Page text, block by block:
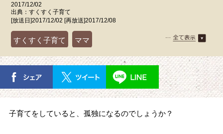
2017/12/02
出典：すくすく子育て
[放送日]2017/12/02 [再放送]2017/12/08
すくすく子育て ママ
子育てをしていると、孤独になるのでしょうか？